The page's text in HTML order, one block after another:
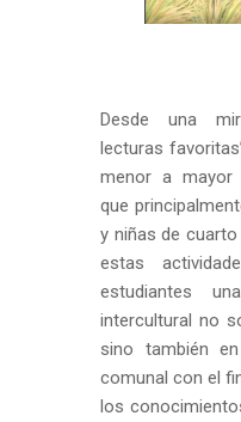
Desde una
lecturas
menor a mayor
que
y niñas de cuarto
estas
estudiantes
intercultural no
sino también
comunal con el
los